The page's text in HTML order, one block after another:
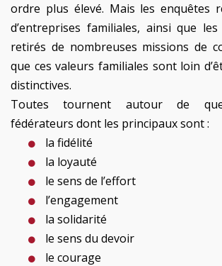
ordre plus élevé. Mais les enquêtes
d’entreprises familiales, ainsi que
retirés de nombreuses missions de
que ces valeurs familiales sont loin
distinctives.
Toutes tournent autour de
fédérateurs dont les principaux sont :
 la fidélité
la loyauté
 le sens de l’effort
 l’engagement
 la solidarité
le sens du devoir
 le courage